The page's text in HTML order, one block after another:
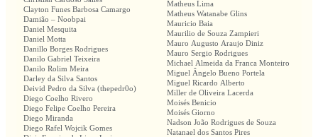
Clayton Funes Barbosa Camargo
Damião – Noobpai
Daniel Mesquita
Daniel Motta
Danillo Borges Rodrigues
Danilo Gabriel Teixeira
Danilo Rolim Meira
Darley da Silva Santos
Deivid Pedro da Silva (thepedr0o)
Diego Coelho Rivero
Diego Felipe Coelho Pereira
Diego Miranda
Diego Rafel Wojcik Gomes
Matheus Lima
Matheus Watanabe Glins
Mauricio Baia
Maurilio de Souza Zampieri
Mauro Augusto Araujo Diniz
Mauro Sergio Rodrigues
Michael Almeida da Franca Monteiro
Miguel Ângelo Bueno Portela
Miguel Ricardo Alberto
Miller de Oliveira Lacerda
Moisés Benicio
Moisés Giorno
Nadson João Rodrigues de Souza
Natanael dos Santos Pires